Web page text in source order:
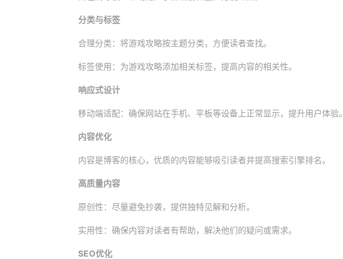
分类与标签
合理分类：将游戏攻略按主题分类，方便读者查找。
标签使用：为游戏攻略添加相关标签，提高内容的相关性。
响应式设计
移动端适配：确保网站在手机、平板等设备上正常显示，提升用户体验。
内容优化
内容是博客的核心，优质的内容能够吸引读者并提高搜索引擎排名。
高质量内容
原创性：尽量避免抄袭，提供独特见解和分析。
实用性：确保内容对读者有帮助，解决他们的疑问或需求。
SEO优化